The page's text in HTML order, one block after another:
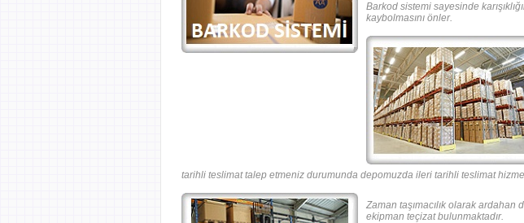
Barkod sistemi sayesinde
kaybolmasını önler.
tarihli teslimat talep etmeniz durumunda depomuzda ileri tarihli teslimat
Zaman taşımacılık olarak
ekipman teçizat bulunmaktadır.